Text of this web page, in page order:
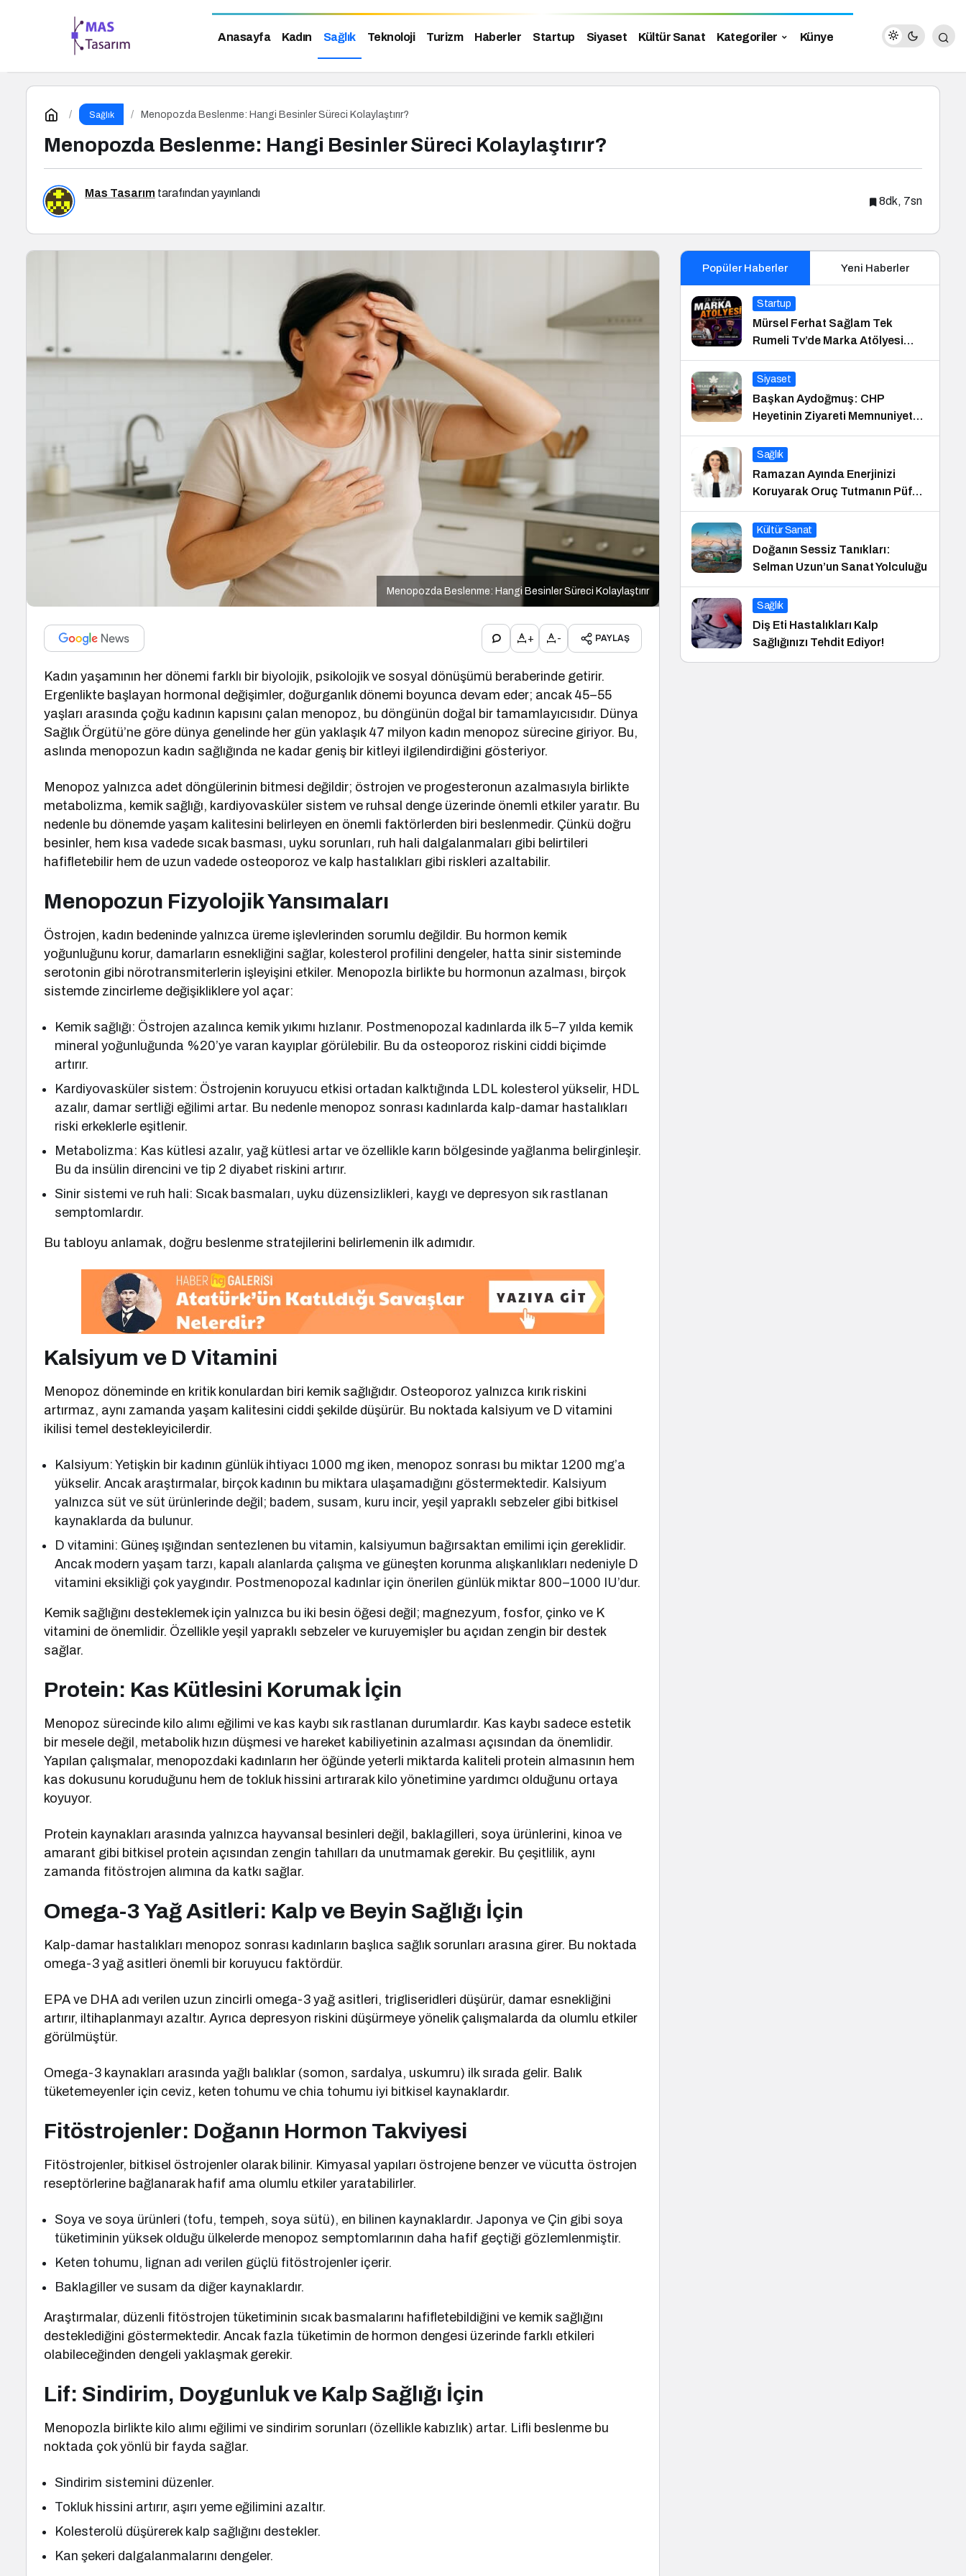
Anasayfa Kadın Sağlık Teknoloji Turizm Haberler Startup Siyaset Kültür Sanat Kategoriler Künye
Sağlık Menopozda Beslenme: Hangi Besinler Süreci Kolaylaştırır?
Menopozda Beslenme: Hangi Besinler Süreci Kolaylaştırır?
Mas Tasarım tarafından yayınlandı
8dk, 7sn
Menopozda Beslenme: Hangi Besinler Süreci Kolaylaştırır
+ - PAYLAŞ
Kadın yaşamının her dönemi farklı bir biyolojik, psikolojik ve sosyal dönüşümü beraberinde getirir.
Ergenlikte başlayan hormonal değişimler, doğurganlık dönemi boyunca devam eder; ancak 45–55
yaşları arasında çoğu kadının kapısını çalan menopoz, bu döngünün doğal bir tamamlayıcısıdır. Dünya
Sağlık Örgütü’ne göre dünya genelinde her gün yaklaşık 47 milyon kadın menopoz sürecine giriyor. Bu,
aslında menopozun kadın sağlığında ne kadar geniş bir kitleyi ilgilendirdiğini gösteriyor.
Menopoz yalnızca adet döngülerinin bitmesi değildir; östrojen ve progesteronun azalmasıyla birlikte
metabolizma, kemik sağlığı, kardiyovasküler sistem ve ruhsal denge üzerinde önemli etkiler yaratır. Bu
nedenle bu dönemde yaşam kalitesini belirleyen en önemli faktörlerden biri beslenmedir. Çünkü doğru
besinler, hem kısa vadede sıcak basması, uyku sorunları, ruh hali dalgalanmaları gibi belirtileri
hafifletebilir hem de uzun vadede osteoporoz ve kalp hastalıkları gibi riskleri azaltabilir.
Menopozun Fizyolojik Yansımaları
Östrojen, kadın bedeninde yalnızca üreme işlevlerinden sorumlu değildir. Bu hormon kemik
yoğunluğunu korur, damarların esnekliğini sağlar, kolesterol profilini dengeler, hatta sinir sisteminde
serotonin gibi nörotransmiterlerin işleyişini etkiler. Menopozla birlikte bu hormonun azalması, birçok
sistemde zincirleme değişikliklere yol açar:
Kemik sağlığı: Östrojen azalınca kemik yıkımı hızlanır. Postmenopozal kadınlarda ilk 5–7 yılda kemik
mineral yoğunluğunda %20’ye varan kayıplar görülebilir. Bu da osteoporoz riskini ciddi biçimde
artırır.
Kardiyovasküler sistem: Östrojenin koruyucu etkisi ortadan kalktığında LDL kolesterol yükselir, HDL
azalır, damar sertliği eğilimi artar. Bu nedenle menopoz sonrası kadınlarda kalp-damar hastalıkları
riski erkeklerle eşitlenir.
Metabolizma: Kas kütlesi azalır, yağ kütlesi artar ve özellikle karın bölgesinde yağlanma belirginleşir.
Bu da insülin direncini ve tip 2 diyabet riskini artırır.
Sinir sistemi ve ruh hali: Sıcak basmaları, uyku düzensizlikleri, kaygı ve depresyon sık rastlanan
semptomlardır.
Bu tabloyu anlamak, doğru beslenme stratejilerini belirlemenin ilk adımıdır.
Kalsiyum ve D Vitamini
Menopoz döneminde en kritik konulardan biri kemik sağlığıdır. Osteoporoz yalnızca kırık riskini
artırmaz, aynı zamanda yaşam kalitesini ciddi şekilde düşürür. Bu noktada kalsiyum ve D vitamini
ikilisi temel destekleyicilerdir.
Kalsiyum: Yetişkin bir kadının günlük ihtiyacı 1000 mg iken, menopoz sonrası bu miktar 1200 mg’a
yükselir. Ancak araştırmalar, birçok kadının bu miktara ulaşamadığını göstermektedir. Kalsiyum
yalnızca süt ve süt ürünlerinde değil; badem, susam, kuru incir, yeşil yapraklı sebzeler gibi bitkisel
kaynaklarda da bulunur.
D vitamini: Güneş ışığından sentezlenen bu vitamin, kalsiyumun bağırsaktan emilimi için gereklidir.
Ancak modern yaşam tarzı, kapalı alanlarda çalışma ve güneşten korunma alışkanlıkları nedeniyle D
vitamini eksikliği çok yaygındır. Postmenopozal kadınlar için önerilen günlük miktar 800–1000 IU’dur.
Kemik sağlığını desteklemek için yalnızca bu iki besin öğesi değil; magnezyum, fosfor, çinko ve K
vitamini de önemlidir. Özellikle yeşil yapraklı sebzeler ve kuruyemişler bu açıdan zengin bir destek
sağlar.
Protein: Kas Kütlesini Korumak İçin
Menopoz sürecinde kilo alımı eğilimi ve kas kaybı sık rastlanan durumlardır. Kas kaybı sadece estetik
bir mesele değil, metabolik hızın düşmesi ve hareket kabiliyetinin azalması açısından da önemlidir.
Yapılan çalışmalar, menopozdaki kadınların her öğünde yeterli miktarda kaliteli protein almasının hem
kas dokusunu koruduğunu hem de tokluk hissini artırarak kilo yönetimine yardımcı olduğunu ortaya
koyuyor.
Protein kaynakları arasında yalnızca hayvansal besinleri değil, baklagilleri, soya ürünlerini, kinoa ve
amarant gibi bitkisel protein açısından zengin tahılları da unutmamak gerekir. Bu çeşitlilik, aynı
zamanda fitöstrojen alımına da katkı sağlar.
Omega-3 Yağ Asitleri: Kalp ve Beyin Sağlığı İçin
Kalp-damar hastalıkları menopoz sonrası kadınların başlıca sağlık sorunları arasına girer. Bu noktada
omega-3 yağ asitleri önemli bir koruyucu faktördür.
EPA ve DHA adı verilen uzun zincirli omega-3 yağ asitleri, trigliseridleri düşürür, damar esnekliğini
artırır, iltihaplanmayı azaltır. Ayrıca depresyon riskini düşürmeye yönelik çalışmalarda da olumlu etkiler
görülmüştür.
Omega-3 kaynakları arasında yağlı balıklar (somon, sardalya, uskumru) ilk sırada gelir. Balık
tüketemeyenler için ceviz, keten tohumu ve chia tohumu iyi bitkisel kaynaklardır.
Fitöstrojenler: Doğanın Hormon Takviyesi
Fitöstrojenler, bitkisel östrojenler olarak bilinir. Kimyasal yapıları östrojene benzer ve vücutta östrojen
reseptörlerine bağlanarak hafif ama olumlu etkiler yaratabilirler.
Soya ve soya ürünleri (tofu, tempeh, soya sütü), en bilinen kaynaklardır. Japonya ve Çin gibi soya
tüketiminin yüksek olduğu ülkelerde menopoz semptomlarının daha hafif geçtiği gözlemlenmiştir.
Keten tohumu, lignan adı verilen güçlü fitöstrojenler içerir.
Baklagiller ve susam da diğer kaynaklardır.
Araştırmalar, düzenli fitöstrojen tüketiminin sıcak basmalarını hafifletebildiğini ve kemik sağlığını
desteklediğini göstermektedir. Ancak fazla tüketimin de hormon dengesi üzerinde farklı etkileri
olabileceğinden dengeli yaklaşmak gerekir.
Lif: Sindirim, Doygunluk ve Kalp Sağlığı İçin
Menopozla birlikte kilo alımı eğilimi ve sindirim sorunları (özellikle kabızlık) artar. Lifli beslenme bu
noktada çok yönlü bir fayda sağlar.
Sindirim sistemini düzenler.
Tokluk hissini artırır, aşırı yeme eğilimini azaltır.
Kolesterolü düşürerek kalp sağlığını destekler.
Kan şekeri dalgalanmalarını dengeler.
Popüler Haberler Yeni Haberler
Startup
Mürsel Ferhat Sağlam Tek
Rumeli Tv’de Marka Atölyesi
Programına Konuk Oldu
Siyaset
Başkan Aydoğmuş: CHP
Heyetinin Ziyareti Memnuniyet
Verici
Sağlık
Ramazan Ayında Enerjinizi
Koruyarak Oruç Tutmanın Püf
Noktaları
Kültür Sanat
Doğanın Sessiz Tanıkları:
Selman Uzun’un Sanat Yolculuğu
Sağlık
Diş Eti Hastalıkları Kalp
Sağlığınızı Tehdit Ediyor!